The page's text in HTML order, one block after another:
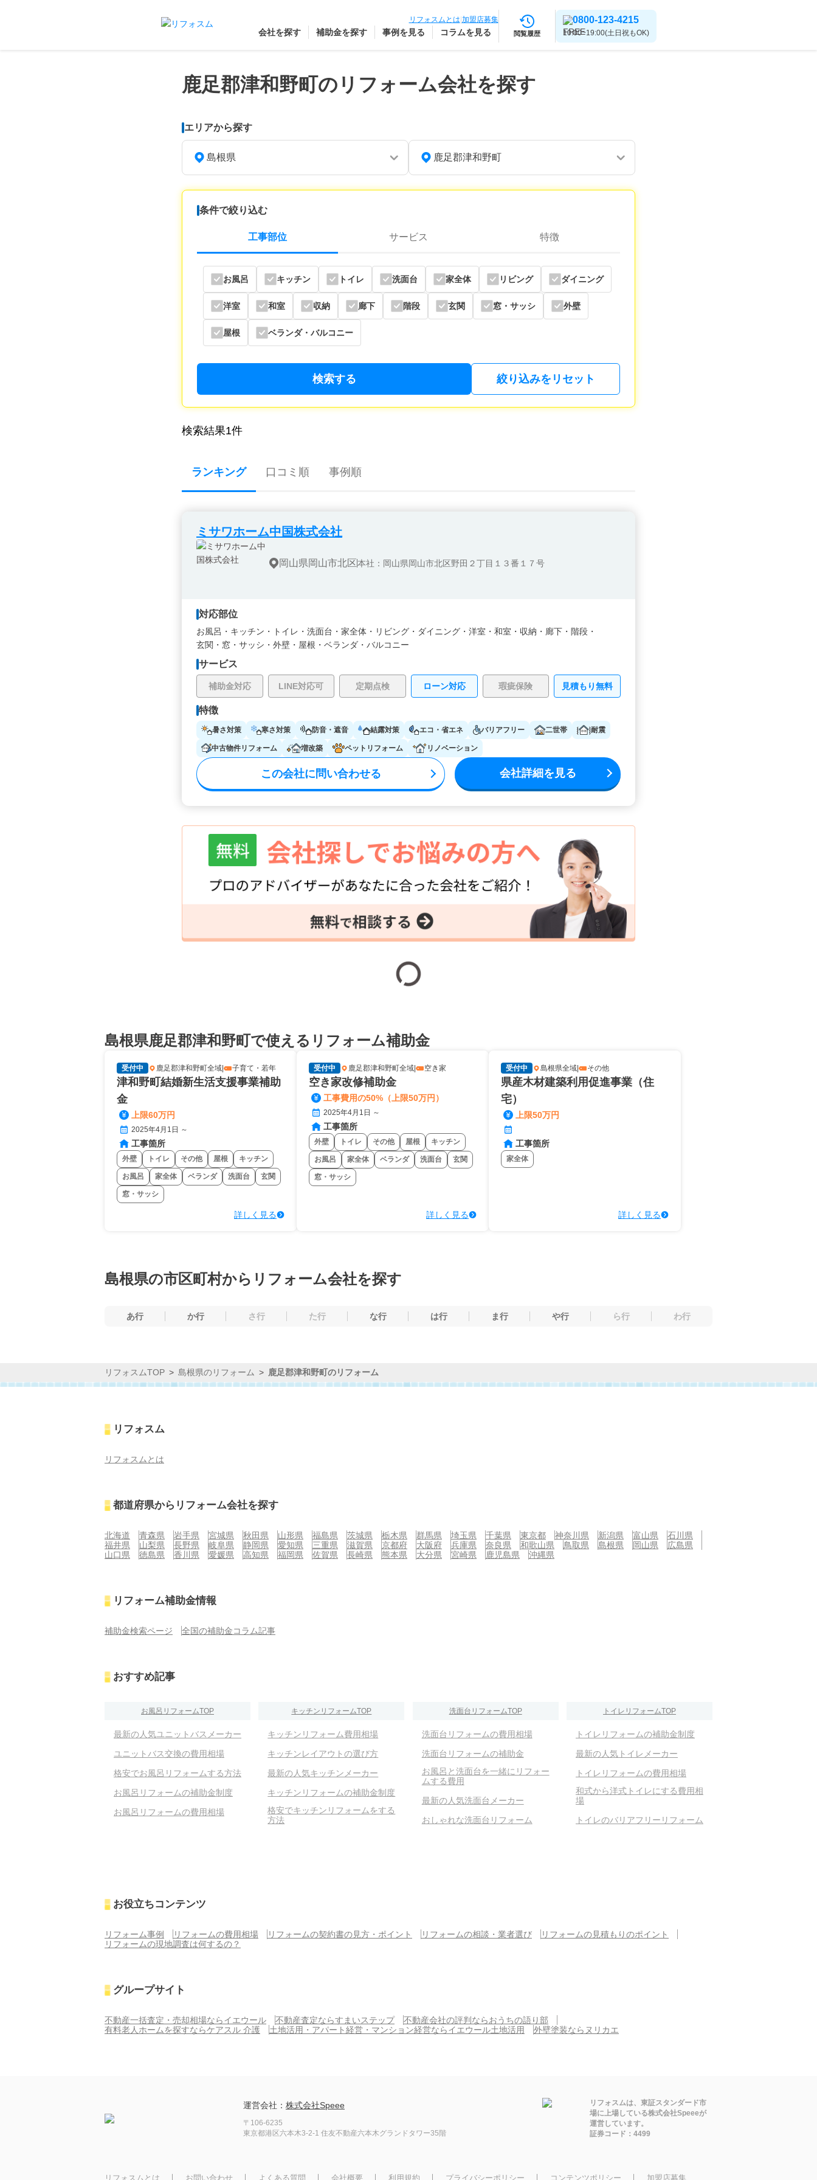
リフォスムとは|加盟店募集
会社を探す 補助金を探す 事例を見る コラムを見る 閲覧履歴
0800-123-4215
10:00~19:00(土日祝もOK)
鹿足郡津和野町のリフォーム会社を探す
エリアから探す
島根県 鹿足郡津和野町
条件で絞り込む
工事部位 サービス 特徴
お風呂 キッチン トイレ 洗面台 家全体 リビング ダイニング
洋室 和室 収納 廊下 階段 玄関 窓・サッシ 外壁
屋根 ベランダ・バルコニー
検索する 絞り込みをリセット
検索結果1件
ランキング 口コミ順 事例順
ミサワホーム中国株式会社
岡山県岡山市北区本社：岡山県岡山市北区野田２丁目１３番１７号
対応部位
お風呂・ キッチン・ トイレ・ 洗面台・ 家全体・ リビング・ ダイニング・ 洋室・ 和室・ 収納・ 廊下・ 階段・
玄関・ 窓・サッシ・ 外壁・ 屋根・ ベランダ・バルコニー
サービス
補助金対応 LINE対応可 定期点検 ローン対応 瑕疵保険 見積もり無料
特徴
暑さ対策 寒さ対策 防音・遮音 結露対策 エコ・省エネ バリアフリー 二世帯 耐震
中古物件リフォーム 増改築 ペットリフォーム リノベーション
この会社に問い合わせる 会社詳細を見る
島根県鹿足郡津和野町で使えるリフォーム補助金
受付中 鹿足郡津和野町全域 子育て・若年
津和野町結婚新生活支援事業補助
金
上限60万円
2025年4月1日 ～
工事箇所
外壁 トイレ その他 屋根 キッチン
お風呂 家全体 ベランダ 洗面台 玄関
窓・サッシ
詳しく見る
受付中 鹿足郡津和野町全域 空き家
空き家改修補助金
工事費用の50%（上限50万円）
2025年4月1日 ～
工事箇所
外壁 トイレ その他 屋根 キッチン
お風呂 家全体 ベランダ 洗面台 玄関
窓・サッシ
詳しく見る
受付中 島根県全域 その他
県産木材建築利用促進事業（住
宅）
上限50万円
工事箇所
家全体
詳しく見る
島根県の市区町村からリフォーム会社を探す
あ行 か行 さ行 た行 な行 は行 ま行 や行 ら行 わ行
リフォスムTOP 島根県のリフォーム 鹿足郡津和野町のリフォーム
リフォスム
リフォスムとは
都道府県からリフォーム会社を探す
北海道 青森県 岩手県 宮城県 秋田県 山形県 福島県 茨城県 栃木県 群馬県 埼玉県 千葉県 東京都 神奈川県 新潟県 富山県
石川県
福井県
山梨県 長野県 岐阜県 静岡県 愛知県 三重県 滋賀県 京都府 大阪府 兵庫県 奈良県 和歌山県 鳥取県 島根県 岡山県
広島県
山口県
徳島県 香川県 愛媛県 高知県 福岡県 佐賀県 長崎県 熊本県 大分県 宮崎県 鹿児島県 沖縄県
リフォーム補助金情報
補助金検索ページ 全国の補助金コラム記事
おすすめ記事
キッチンリフォームTOP
キッチンリフォーム費用相場
キッチンレイアウトの選び方
最新の人気キッチンメーカー
キッチンリフォームの補助金制度
格安でキッチンリフォームをする
方法
お風呂リフォームTOP
最新の人気ユニットバスメーカー
ユニットバス交換の費用相場
格安でお風呂リフォームする方法
お風呂リフォームの補助金制度
お風呂リフォームの費用相場
トイレリフォームTOP
トイレリフォームの補助金制度
最新の人気トイレメーカー
トイレリフォームの費用相場
和式から洋式トイレにする費用相
場
トイレのバリアフリーリフォーム
洗面台リフォームTOP
洗面台リフォームの費用相場
洗面台リフォームの補助金
お風呂と洗面台を一緒にリフォー
ムする費用
最新の人気洗面台メーカー
おしゃれな洗面台リフォーム
お役立ちコンテンツ
リフォーム事例 リフォームの費用相場 リフォームの契約書の見方・ポイント リフォームの相談・業者選び
リフォームの見積もりのポイント
リフォームの現地調査は何するの？
グループサイト
不動産一括査定・売却相場ならイエウール 不動産査定ならすまいステップ
不動産会社の評判ならおうちの語り部
有料老人ホームを探すならケアスル 介護
土地活用・アパート経営・マンション経営ならイエウール土地活用 外壁塗装ならヌリカエ
運営会社： 株式会社Speee
〒106-6235
東京都港区六本木3-2-1 住友不動産六本木グランドタワー35階
リフォスムは、東証スタンダード市
場に上場している株式会社Speeeが
運営しています。
証券コード：4499
リフォスムとは お問い合わせ よくある質問 会社概要 利用規約 プライバシーポリシー コンテンツポリシー 加盟店募集